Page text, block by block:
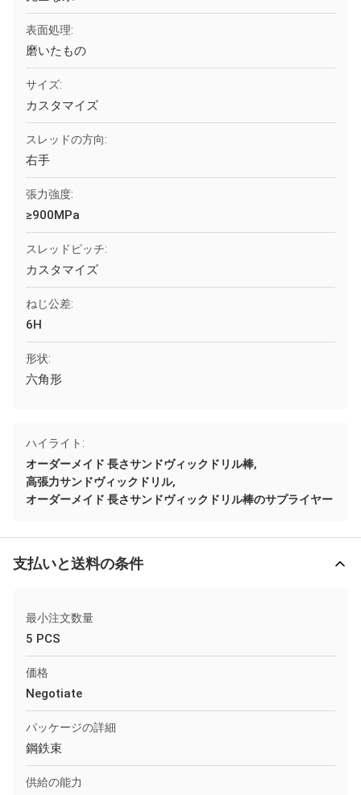
表面処理:
磨いたもの
サイズ:
カスタマイズ
スレッドの方向:
右手
張力強度:
≥900MPa
スレッドピッチ:
カスタマイズ
ねじ公差:
6H
形状:
六角形
ハイライト:
オーダーメイド 長さサンドヴィックドリル棒,
高張力サンドヴィックドリル,
オーダーメイド 長さサンドヴィックドリル棒のサプライヤー
支払いと送料の条件
最小注文数量
5 PCS
価格
Negotiate
パッケージの詳細
鋼鉄束
供給の能力